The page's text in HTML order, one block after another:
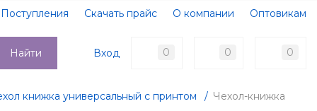
Поступления Скачать прайс О компании
Оптовикам
Доставка
Контакты
Вход 0 0 0
Найти
книжка универсальный с принтом / Чехол-книжка